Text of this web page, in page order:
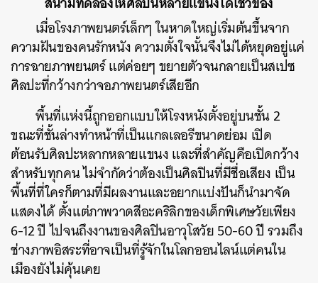
เมื่อโรงภาพยนตร์เล็กๆ ในหาดใหญ่เริ่มต้นขึ้นจาก
ความฝันของคนรักหนัง ความตั้งใจนั้นจึงไม่ได้หยุดอยู่แค่
การฉายภาพยนตร์ แต่ค่อยๆ ขยายตัวจนกลายเป็นสเปซ
ศิลปะที่กว้างกว่าจอภาพยนตร์เสียอีก
พื้นที่แห่งนี้ถูกออกแบบให้โรงหนังตั้งอยู่บนชั้น 2
ขณะที่ชั้นล่างทำหน้าที่เป็นแกลเลอรีขนาดย่อม เปิด
ต้อนรับศิลปะหลากหลายแขนง และที่สำคัญคือเปิดกว้าง
สำหรับทุกคน ไม่จำกัดว่าต้องเป็นศิลปินที่มีชื่อเสียง เป็น
พื้นที่ที่ใครก็ตามที่มีผลงานและอยากแบ่งปันก็นำมาจัด
แสดงได้ ตั้งแต่ภาพวาดสีอะคริลิกของเด็กพิเศษวัยเพียง
6-12 ปี ไปจนถึงงานของศิลปินอาวุโสวัย 50-60 ปี รวมถึง
ช่างภาพอิสระที่อาจเป็นที่รู้จักในโลกออนไลน์แต่คนใน
เมืองยังไม่คุ้นเคย